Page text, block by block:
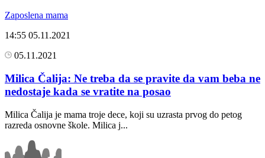
Zaposlena mama
14:55 05.11.2021
05.11.2021
Milica Čalija: Ne treba da se pravite da vam beba ne
nedostaje kada se vratite na posao
Milica Čalija je mama troje dece, koji su uzrasta prvog do petog
razreda osnovne škole. Milica j...